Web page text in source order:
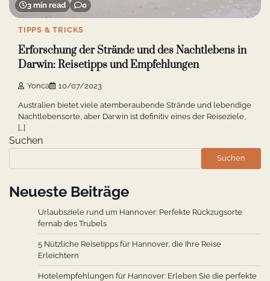
3 min read 0
TIPPS & TRICKS
Erforschung der Strände und des Nachtlebens in
Darwin: Reisetipps und Empfehlungen
Yonca 10/07/2023
Australien bietet viele atemberaubende Strände und lebendige
Nachtlebensorte, aber Darwin ist definitiv eines der Reiseziele,
[…]
Suchen
Suchen
Neueste Beiträge
Urlaubsziele rund um Hannover: Perfekte Rückzugsorte
fernab des Trubels
5 Nützliche Reisetipps für Hannover, die Ihre Reise
Erleichtern
Hotelempfehlungen für Hannover: Erleben Sie die perfekte